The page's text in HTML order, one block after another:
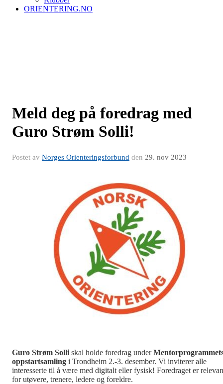
ORIENTERING.NO
Meld deg på foredrag med
Guro Strøm Solli!
Postet av Norges Orienteringsforbund den 29. nov 2023
Guro Strøm Solli skal holde foredrag under
oppstartsamling i Trondheim 2.-3. desember. Vi inviterer alle
interesserte til å være med digitalt eller fysisk! Foredraget er
for utøvere, trenere, ledere og foreldre.